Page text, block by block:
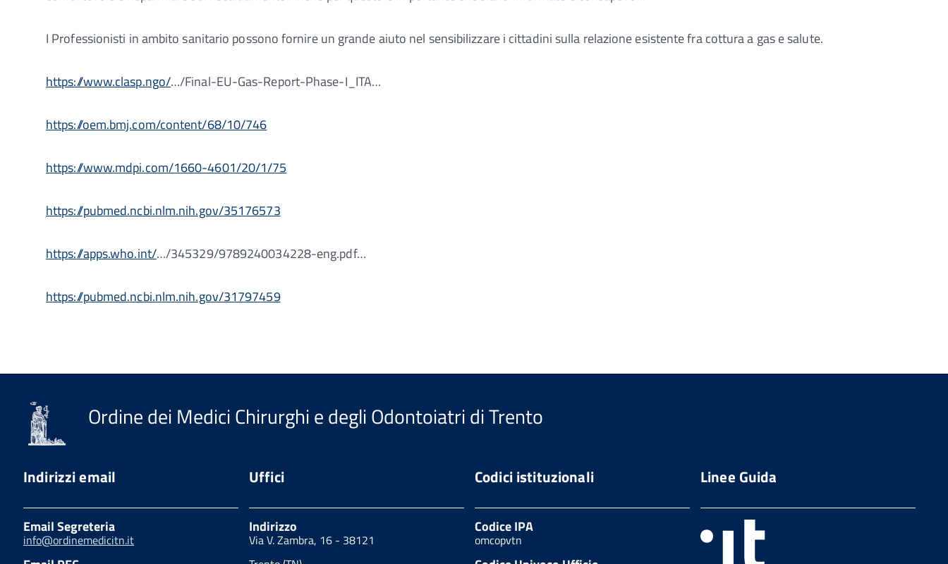
I Professionisti in ambito sanitario possono fornire un grande aiuto nel sensibilizzare i cittadini sulla relazione esistente fra cottura a gas e salute.
https://www.clasp.ngo/…/Final-EU-Gas-Report-Phase-I_ITA…
https://oem.bmj.com/content/68/10/746
https://www.mdpi.com/1660-4601/20/1/75
https://pubmed.ncbi.nlm.nih.gov/35176573
https://apps.who.int/…/345329/9789240034228-eng.pdf…
https://pubmed.ncbi.nlm.nih.gov/31797459
Ordine dei Medici Chirurghi e degli Odontoiatri di Trento
Indirizzi email
Email Segreteria
info@ordinemedicitn.it
Uffici
Indirizzo
Via V. Zambra, 16 - 38121
Codici istituzionali
Codice IPA
omcopvtn
Linee Guida